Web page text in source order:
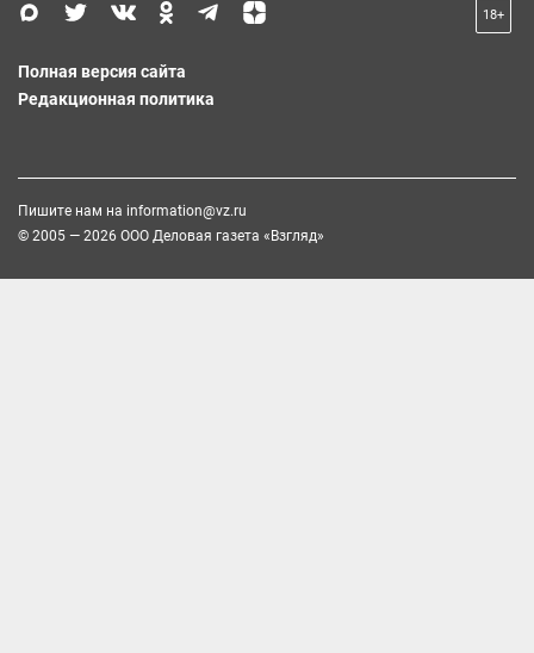
18+
Полная версия сайта
Редакционная политика
Пишите нам на information@vz.ru
© 2005 — 2026 ООО Деловая газета «Взгляд»